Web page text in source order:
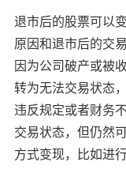
退市后的股票可以
原因和退市后的交
因为公司破产或被
转为无法交易状态
违反规定或者财务
交易状态，但仍然
方式变现，比如进